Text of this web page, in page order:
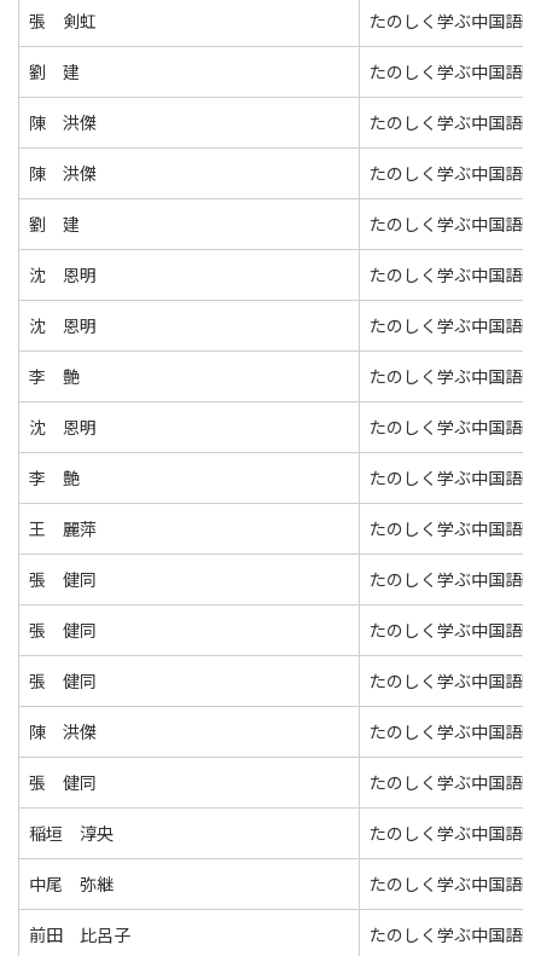
張 剣虹 たのしく学ぶ中国語Ⅱ
劉 建 たのしく学ぶ中国語Ⅱ
陳 洪傑 たのしく学ぶ中国語Ⅱ
陳 洪傑 たのしく学ぶ中国語Ⅱ
劉 建 たのしく学ぶ中国語Ⅱ
沈 恩明 たのしく学ぶ中国語Ⅱ
沈 恩明 たのしく学ぶ中国語Ⅱ
李 艶 たのしく学ぶ中国語Ⅱ
沈 恩明 たのしく学ぶ中国語Ⅱ
李 艶 たのしく学ぶ中国語Ⅱ
王 麗萍 たのしく学ぶ中国語Ⅱ
張 健同 たのしく学ぶ中国語Ⅱ
張 健同 たのしく学ぶ中国語Ⅱ
張 健同 たのしく学ぶ中国語Ⅱ
陳 洪傑 たのしく学ぶ中国語Ⅱ
張 健同 たのしく学ぶ中国語Ⅱ
稲垣 淳央 たのしく学ぶ中国語Ⅱ
中尾 弥継 たのしく学ぶ中国語Ⅱ
前田 比呂子 たのしく学ぶ中国語Ⅱ